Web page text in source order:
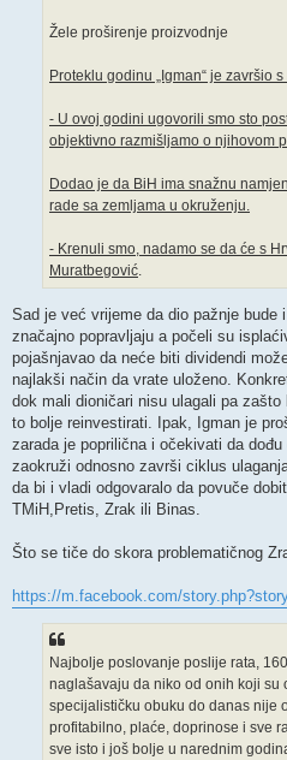
Žele proširenje proizvodnje
Proteklu godinu „Igman“ je završio
- U ovoj godini ugovorili smo sto
objektivno razmišljamo o njihovom
Dodao je da BiH ima snažnu
rade sa zemljama u okruženju.
- Krenuli smo, nadamo se da će s
Muratbegović.
Sad je već vrijeme da dio pažnje bude
značajno popravljaju a počeli su
pojašnjavao da neće biti dividendi
najlakši način da vrate uloženo.
dok mali dioničari nisu ulagali pa
to bolje reinvestirati. Ipak, Igman je
zarada je poprilična i očekivati da
zaokruži odnosno završi ciklus
da bi i vladi odgovaralo da povuče
TMiH,Pretis, Zrak ili Binas.
Što se tiče do skora problematičnog
https://m.facebook.com/
Najbolje poslovanje poslije rata,
naglašavaju da niko od onih koji
specijalističku obuku do danas nije
profitabilno, plaće, doprinose i sve
sve isto i još bolje u narednim